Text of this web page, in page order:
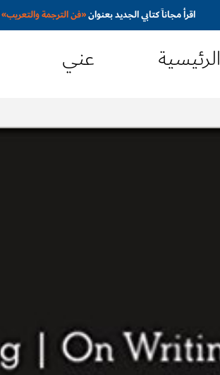
اقرأ مجاناً كتابي الجديد بعنوان«فن الترجمة والتعريب»
الرئيسية عني